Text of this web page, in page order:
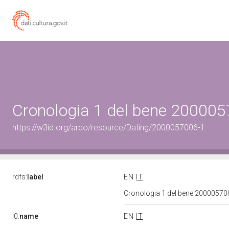
Cronologia 1 del bene
https://w3id.org/arco/resource/Dating/2000057006-1
rdfs: label EN
IT
Cronologia 1 del bene
l0:name EN
IT